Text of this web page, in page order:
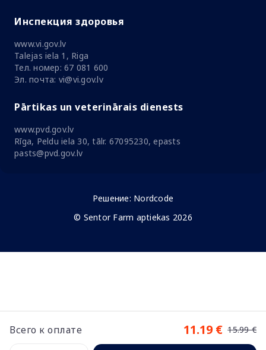
Всего к оплате 11.19 € 15.99 €
Инспекция здоровья
www.vi.gov.lv
Talejas iela 1, Riga
Тел. номер: 67 081 600
Эл. почта: vi@vi.gov.lv
Pārtikas un veterinārais dienests
www.pvd.gov.lv
Rīga, Peldu iela 30, tālr. 67095230, epasts
pasts@pvd.gov.lv
Решение: Nordcode
© Sentor Farm aptiekas 2026